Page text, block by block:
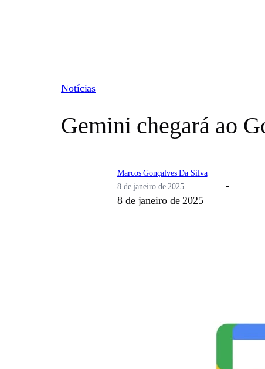
Notícias
Gemini chegará ao
Marcos Gonçalves Da Silva
8 de janeiro de 2025
8 de janeiro de 2025